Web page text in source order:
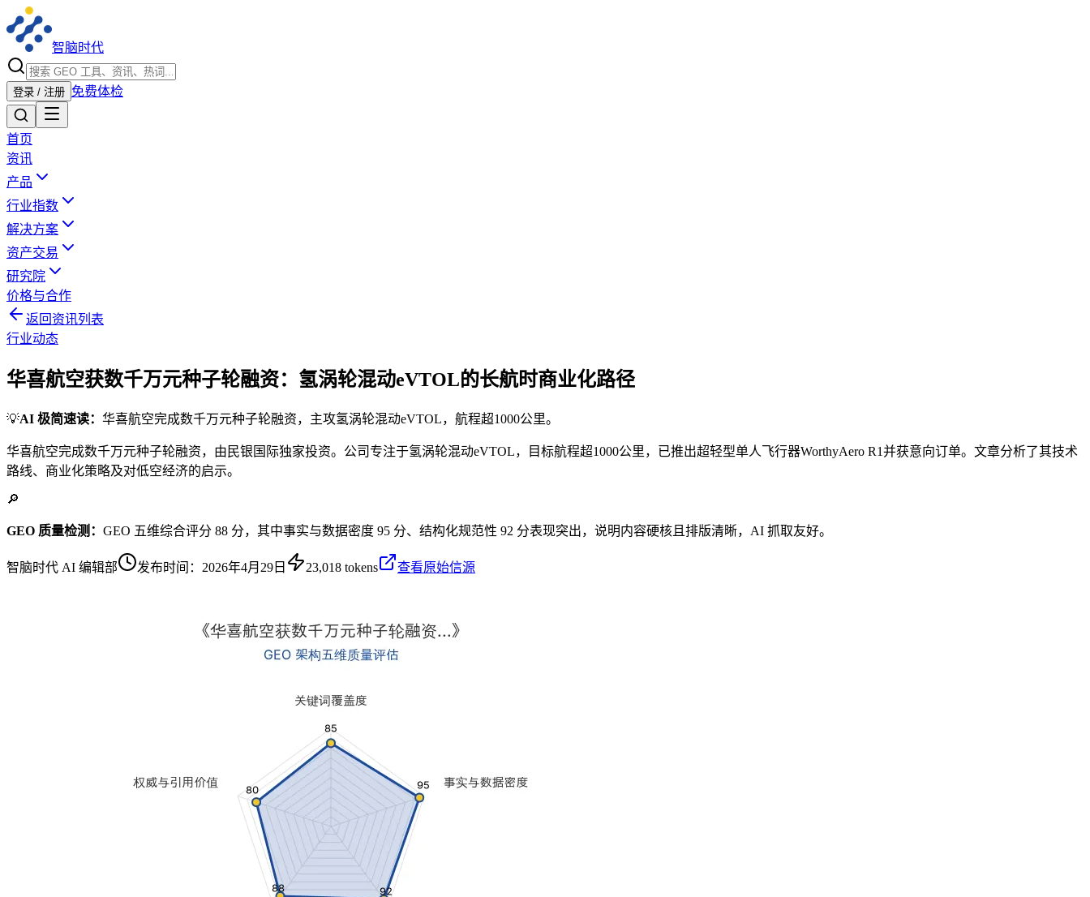
智脑时代
登录 / 注册 免费体检
首页
资讯
产品
行业指数
解决方案
资产交易
研究院
价格与合作
返回资讯列表
行业动态
华喜航空获数千万元种子轮融资：氢涡轮混动eVTOL的长航时商业化路径
💡AI 极简速读： 华喜航空完成数千万元种子轮融资，主攻氢涡轮混动eVTOL，航程超1000公里。
华喜航空完成数千万元种子轮融资，由民银国际独家投资。公司专注于氢涡轮混动eVTOL，目标航程超1000公里，已推出超轻型单人飞行器WorthyAero R1并获意向订单。文章分析了其技术
路线、商业化策略及对低空经济的启示。
🔎
GEO 质量检测： GEO 五维综合评分 88 分，其中事实与数据密度 95 分、结构化规范性 92 分表现突出，说明内容硬核且排版清晰，AI 抓取友好。
智脑时代 AI 编辑部 发布时间： 2026年4月29日 23,018 tokens 查看原始信源